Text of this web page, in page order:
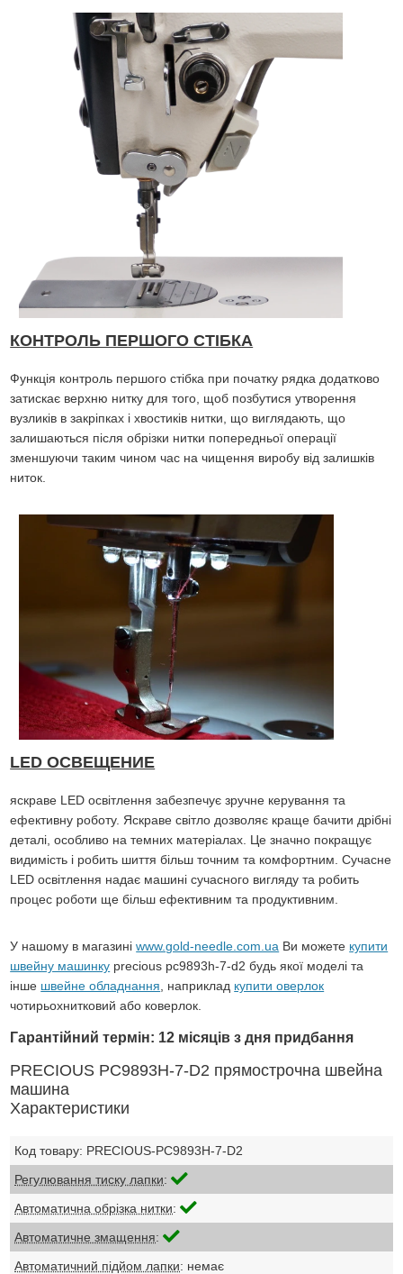
КОНТРОЛЬ ПЕРШОГО СТІБКА
Функція контроль першого стібка при початку рядка додатково
затискає верхню нитку для того, щоб позбутися утворення
вузликів в закріпках і хвостиків нитки, що виглядають, що
залишаються після обрізки нитки попередньої операції
зменшуючи таким чином час на чищення виробу від залишків
ниток.
LED ОСВЕЩЕНИЕ
яскраве LED освітлення забезпечує зручне керування та
ефективну роботу. Яскраве світло дозволяє краще бачити дрібні
деталі, особливо на темних матеріалах. Це значно покращує
видимість і робить шиття більш точним та комфортним. Сучасне
LED освітлення надає машині сучасного вигляду та робить
процес роботи ще більш ефективним та продуктивним.
У нашому в магазиніwww.gold-needle.com.ua Ви можете купити
швейну машинку precious pc9893h-7-d2 будь якої моделі та
інше швейне обладнання , наприклад купити оверлок
чотирьохнитковий або коверлок.
Гарантійний термін: 12 місяців з дня придбання
PRECIOUS PC9893H-7-D2 прямострочна швейна
машина
Характеристики
Код товару: PRECIOUS-PC9893H-7-D2
Регулювання тиску лапки:
Автоматична обрізка нитки:
Автоматичне змащення:
Автоматичний підйом лапки: немає